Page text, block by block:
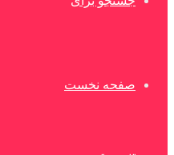
صفحه نخست